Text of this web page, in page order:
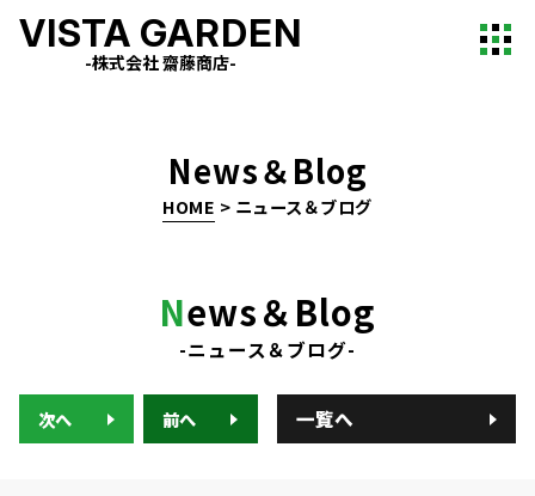
VISTA GARDEN
-株式会社 齋藤商店-
News＆Blog
HOME > ニュース＆ブログ
News＆Blog
-ニュース＆ブログ-
次へ 前へ 一覧へ